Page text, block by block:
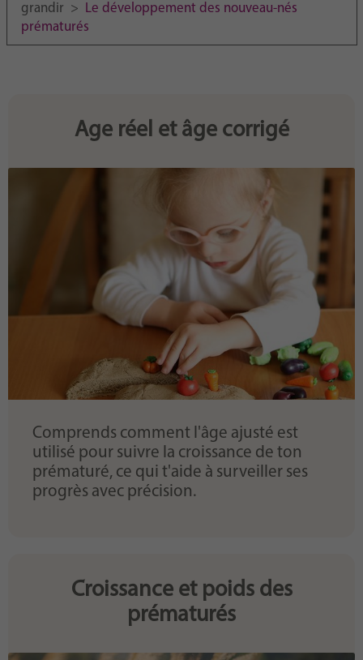
grandir >
Le développement des nouveau-nés
prématurés
Age réel et âge corrigé
Comprends comment l'âge ajusté est
utilisé pour suivre la croissance de ton
prématuré, ce qui t'aide à surveiller ses
progrès avec précision.
Croissance et poids des
prématurés
Purpose
generierte ID, für die historische Speicherung